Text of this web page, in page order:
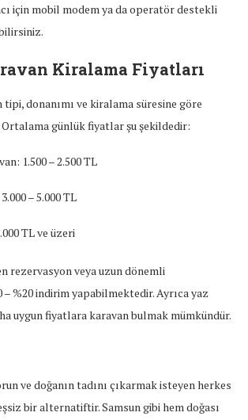
için mobil modem ya da operatör destekli
Kiralama Fiyatları
donanımı ve kiralama süresine göre
günlük fiyatlar şu şekildedir:
1.500 – 2.500 TL
– 5.000 TL
TL ve üzeri
rezervasyon veya uzun dönemli
%20 indirim yapabilmektedir. Ayrıca yaz
uygun fiyatlara karavan bulmak mümkündür.
ve doğanın tadını çıkarmak isteyen herkes
bir alternatiftir. Samsun gibi hem doğası